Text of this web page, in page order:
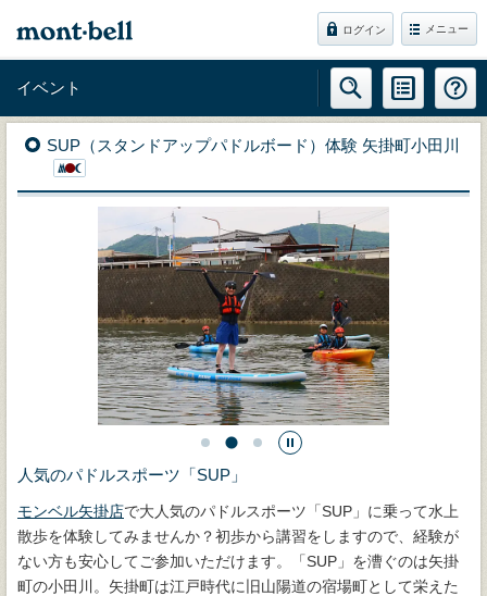
ログイン メニュー
イベント
SUP（スタンドアップパドルボード）体験 矢掛町小田川
人気のパドルスポーツ「SUP」
モンベル矢掛店で大人気のパドルスポーツ「SUP」に乗って水上
散歩を体験してみませんか？初歩から講習をしますので、経験が
ない方も安心してご参加いただけます。「SUP」を漕ぐのは矢掛
町の小田川。矢掛町は江戸時代に旧山陽道の宿場町として栄えた